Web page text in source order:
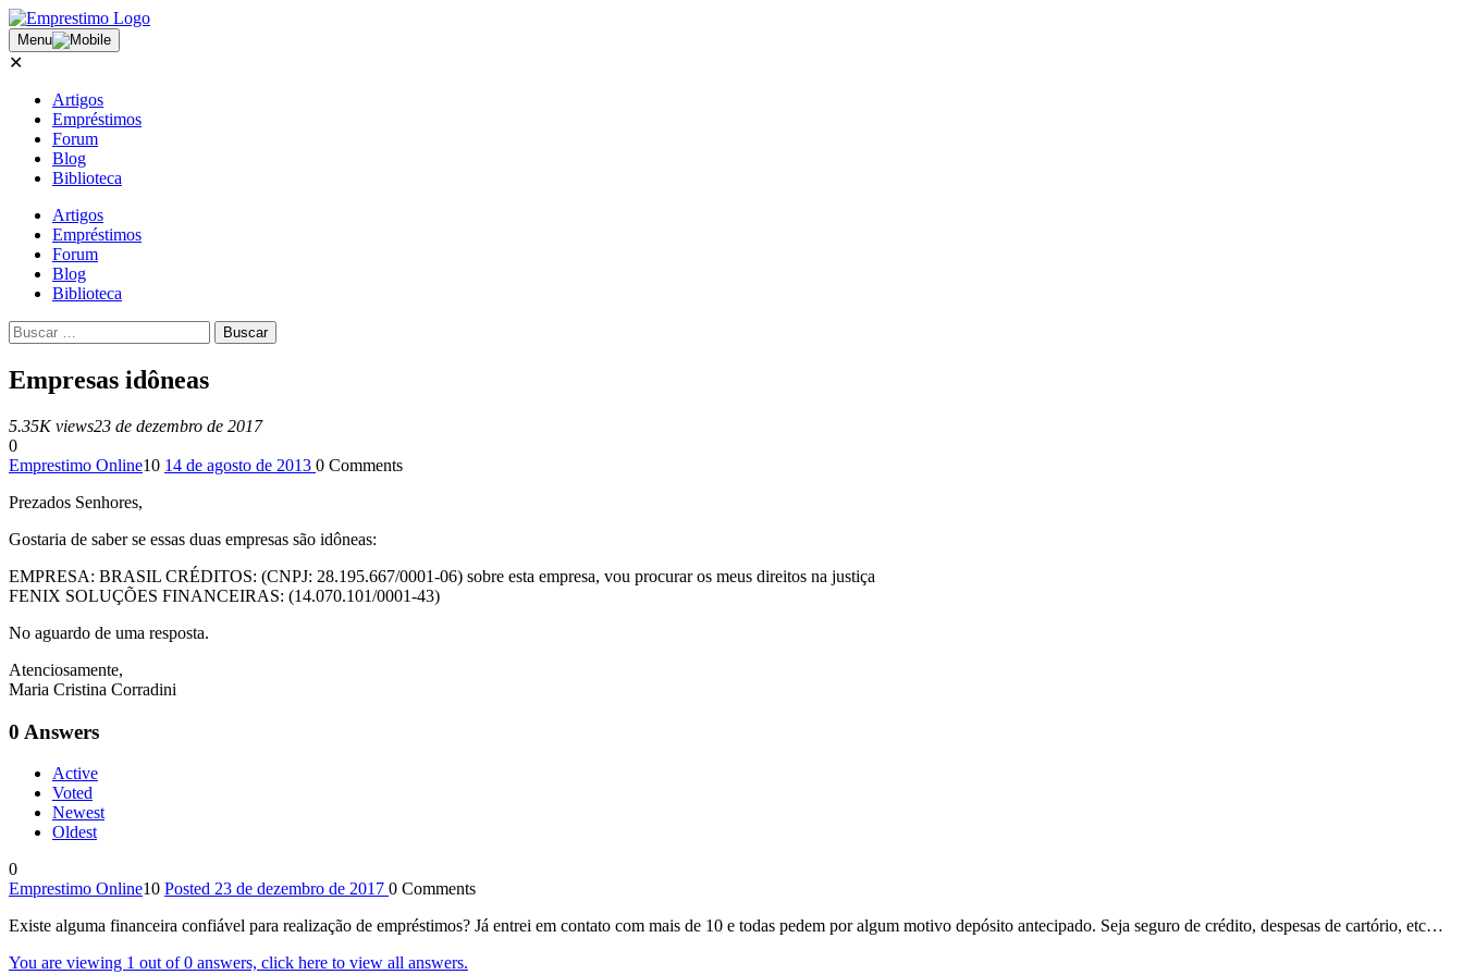
Menu
✕
Artigos
Empréstimos
Forum
Blog
Biblioteca
Artigos
Empréstimos
Forum
Blog
Biblioteca
Empresas idôneas
5.35K views23 de dezembro de 2017
0
Emprestimo Online10 14 de agosto de 2013 0 Comments
Prezados Senhores,
Gostaria de saber se essas duas empresas são idôneas:
EMPRESA: BRASIL CRÉDITOS: (CNPJ: 28.195.667/0001-06) sobre esta empresa, vou procurar os meus direitos na justiça
FENIX SOLUÇÕES FINANCEIRAS: (14.070.101/0001-43)
No aguardo de uma resposta.
Atenciosamente,
Maria Cristina Corradini
0 Answers
Active
Voted
Newest
Oldest
0
Emprestimo Online10 Posted 23 de dezembro de 2017 0 Comments
Existe alguma financeira confiável para realização de empréstimos? Já entrei em contato com mais de 10 e todas pedem por algum motivo depósito antecipado. Seja seguro de crédito, despesas de cartório, etc…
You are viewing 1 out of 0 answers, click here to view all answers.